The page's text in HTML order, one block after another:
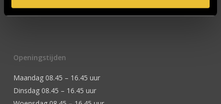
Openingstijden
Maandag 08.45 – 16.45 uur
Dinsdag 08.45 – 16.45 uur